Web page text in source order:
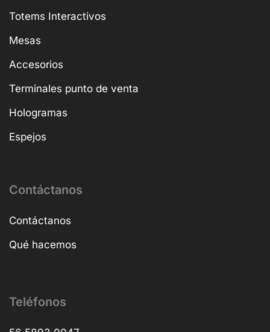
Totems Interactivos
Mesas
Accesorios
Terminales punto de venta
Hologramas
Espejos
Contáctanos
Contáctanos
Qué hacemos
Teléfonos